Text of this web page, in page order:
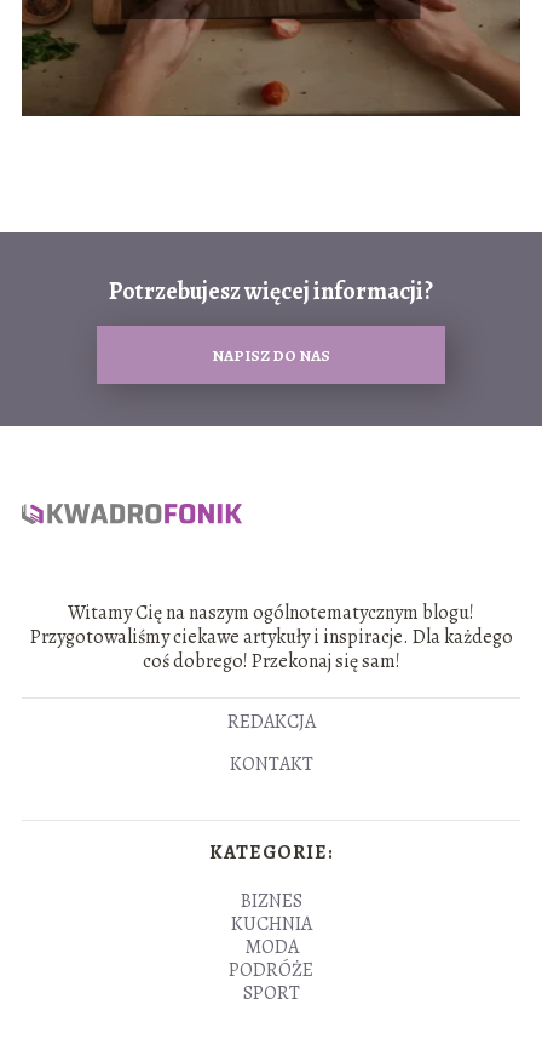
Potrzebujesz więcej informacji?
NAPISZ DO NAS
Witamy Cię na naszym ogólnotematycznym blogu!
Przygotowaliśmy ciekawe artykuły i inspiracje. Dla każdego
coś dobrego! Przekonaj się sam!
REDAKCJA
KONTAKT
KATEGORIE:
BIZNES
KUCHNIA
MODA
PODRÓŻE
SPORT